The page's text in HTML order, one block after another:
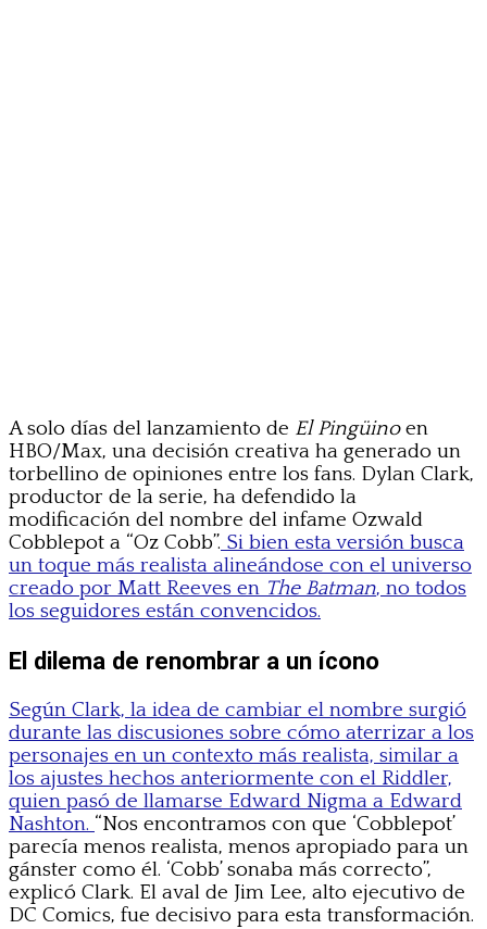
A solo días del lanzamiento de El Pingüinoen
HBO/Max, una decisión creativa ha generado un
torbellino de opiniones entre los fans. Dylan Clark,
productor de la serie, ha defendido la
modificación del nombre del infame Ozwald
Cobblepot a “Oz Cobb”. Si bien esta versión busca
un toque más realista alineándose con el universo
creado por Matt Reeves en The Batman, no todos
los seguidores están convencidos.
El dilema de renombrar a un ícono
Según Clark, la idea de cambiar el nombre surgió
durante las discusiones sobre cómo aterrizar a los
personajes en un contexto más realista, similar a
los ajustes hechos anteriormente con el Riddler,
quien pasó de llamarse Edward Nigma a Edward
Nashton. “Nos encontramos con que ‘Cobblepot’
parecía menos realista, menos apropiado para un
gánster como él. ‘Cobb’ sonaba más correcto”,
explicó Clark. El aval de Jim Lee, alto ejecutivo de
DC Comics, fue decisivo para esta transformación.